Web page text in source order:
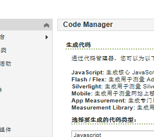
的
SiteCatalyst